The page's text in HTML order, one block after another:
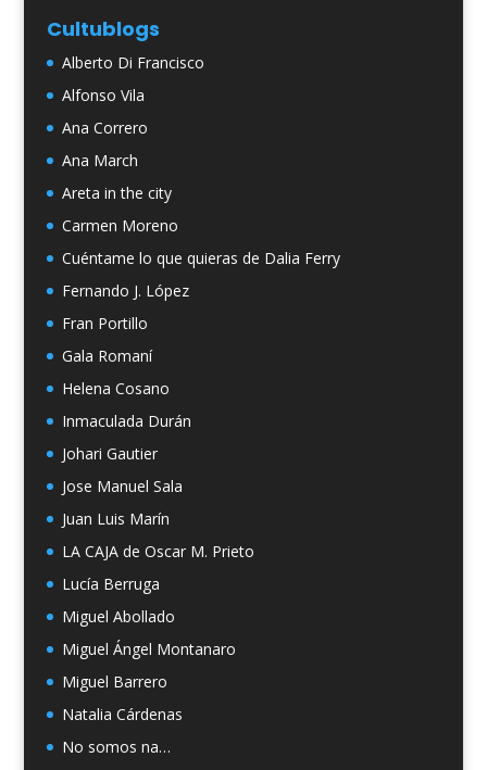
Cultublogs
Alberto Di Francisco
Alfonso Vila
Ana Correro
Ana March
Areta in the city
Carmen Moreno
Cuéntame lo que quieras de Dalia Ferry
Fernando J. López
Fran Portillo
Gala Romaní
Helena Cosano
Inmaculada Durán
Johari Gautier
Jose Manuel Sala
Juan Luis Marín
LA CAJA de Oscar M. Prieto
Lucía Berruga
Miguel Abollado
Miguel Ángel Montanaro
Miguel Barrero
Natalia Cárdenas
No somos na…